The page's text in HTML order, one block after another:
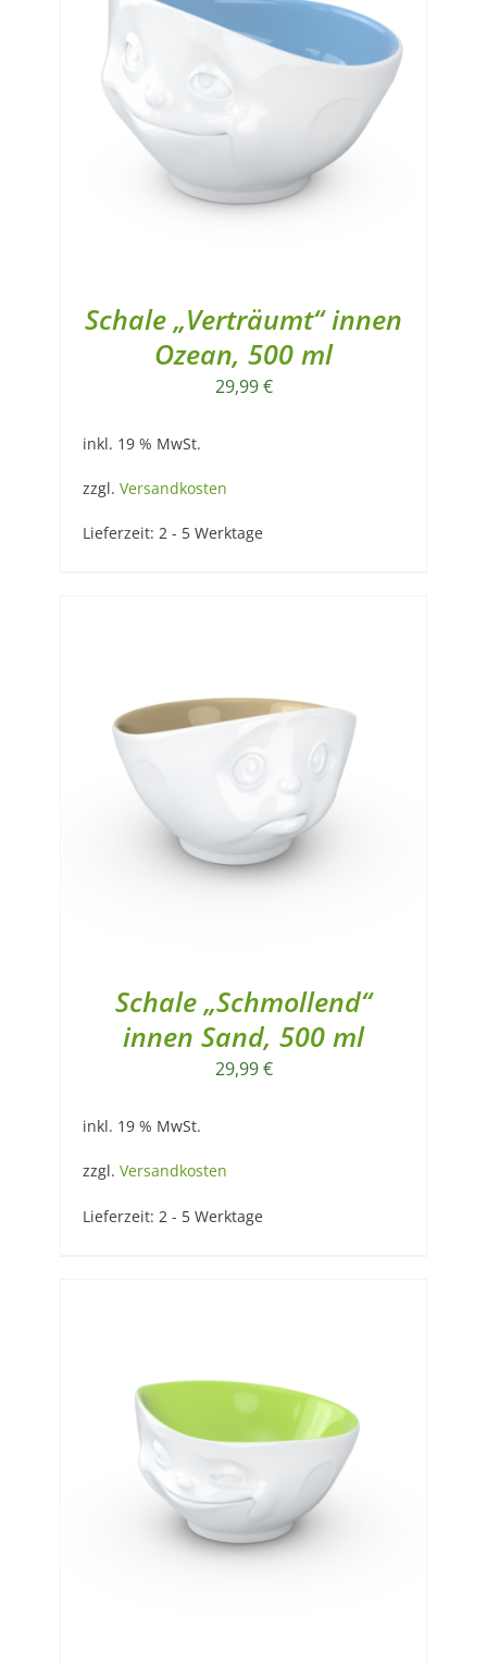
Schale „Verträumt“ innen
Ozean, 500 ml
29,99€
inkl. 19 % MwSt.
zzgl. Versandkosten
Lieferzeit: 2 - 5 Werktage
Schale „Schmollend“
innen Sand, 500 ml
29,99€
inkl. 19 % MwSt.
zzgl. Versandkosten
Lieferzeit: 2 - 5 Werktage